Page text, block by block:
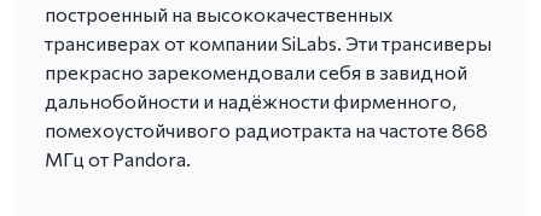
построенный на высококачественных
трансиверах от компании SiLabs. Эти трансиверы
прекрасно зарекомендовали себя в завидной
дальнобойности и надёжности фирменного,
помехоустойчивого радиотракта на частоте 868
МГц от Pandora.